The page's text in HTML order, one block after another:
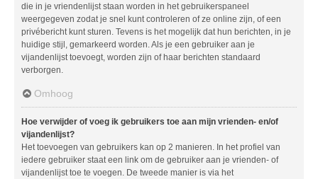
die in je vriendenlijst staan worden in het gebruikerspaneel
weergegeven zodat je snel kunt controleren of ze online zijn, of een
privébericht kunt sturen. Tevens is het mogelijk dat hun berichten, in je
huidige stijl, gemarkeerd worden. Als je een gebruiker aan je
vijandenlijst toevoegt, worden zijn of haar berichten standaard
verborgen.
Omhoog
Hoe verwijder of voeg ik gebruikers toe aan mijn vrienden- en/of
vijandenlijst?
Het toevoegen van gebruikers kan op 2 manieren. In het profiel van
iedere gebruiker staat een link om de gebruiker aan je vrienden- of
vijandenlijst toe te voegen. De tweede manier is via het